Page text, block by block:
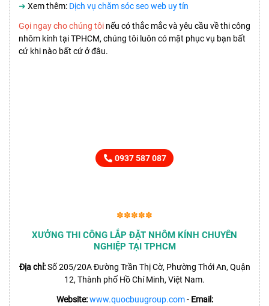
➜ Xem thêm: Dịch vụ chăm sóc seo web uy tín
Gọi ngay cho chúng tôi nếu có thắc mắc và yêu cầu về thi công
nhôm kính tại TPHCM, chúng tôi luôn có mặt phục vụ bạn bất
cứ khi nào bất cứ ở đâu.
0937 587 087
✽✽✽✽✽
XƯỞNG THI CÔNG LẮP ĐẶT NHÔM KÍNH CHUYÊN
NGHIỆP TẠI TPHCM
Địa chỉ:Số 205/20A Đường Trần Thị Cờ, Phường Thới An, Quận
12, Thành phố Hồ Chí Minh, Việt Nam.
Website: www.quocbuugroup.com- Email: